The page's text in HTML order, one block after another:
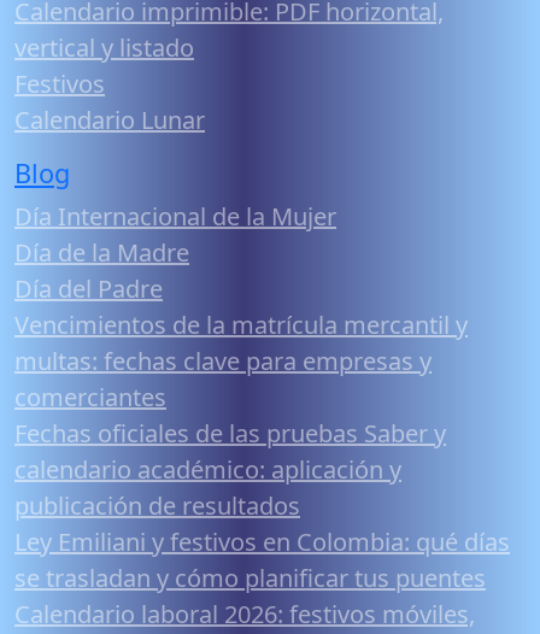
Calendario imprimible: PDF horizontal,
vertical y listado
Festivos
Calendario Lunar
Blog
Día Internacional de la Mujer
Día de la Madre
Día del Padre
Vencimientos de la matrícula mercantil y
multas: fechas clave para empresas y
comerciantes
Fechas oficiales de las pruebas Saber y
calendario académico: aplicación y
publicación de resultados
Ley Emiliani y festivos en Colombia: qué días
se trasladan y cómo planificar tus puentes
Calendario laboral 2026: festivos móviles,